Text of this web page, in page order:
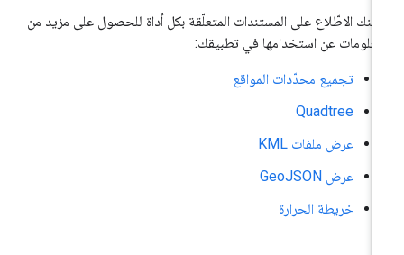
الاطّلاع على المستندات المتعلّقة بكل أداة للحصول على مزيد من
عن استخدامها في تطبيقك:
تجميع محدّدات المواقع
Quadtree
عرض ملفات KML
عرض GeoJSON
خريطة الحرارة